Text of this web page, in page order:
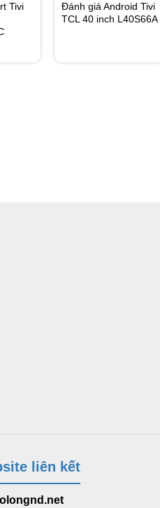
Tivi
Đánh giá Android Tivi
TCL 40 inch L40S66A
liên kết